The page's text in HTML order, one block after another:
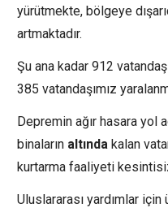
yürütmekte, bölgeye
artmaktadır.
Şu ana kadar 912
385 vatandaşımız
Depremin ağır hasara yol
binaların altında kalan
kurtarma faaliyeti
Uluslararası yardımlar